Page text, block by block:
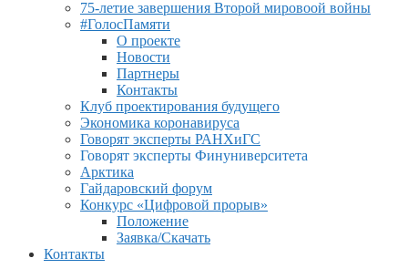
75-летие завершения Второй мировоой войны
#ГолосПамяти
О проекте
Новости
Партнеры
Контакты
Клуб проектирования будущего
Экономика коронавируса
Говорят эксперты РАНХиГС
Говорят эксперты Финуниверситета
Арктика
Гайдаровский форум
Конкурс «Цифровой прорыв»
Положение
Заявка/Скачать
Контакты